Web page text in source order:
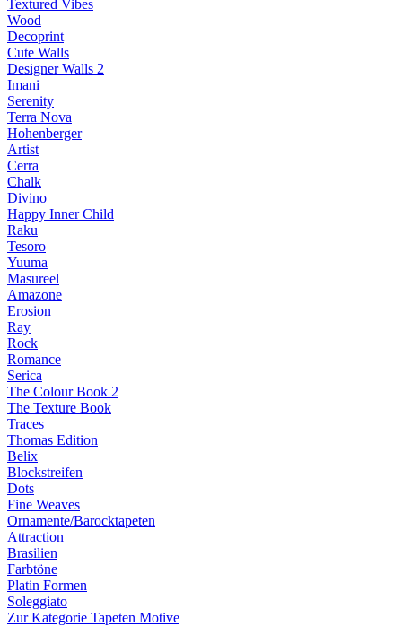
Textured Vibes
Wood
Decoprint
Cute Walls
Designer Walls 2
Imani
Serenity
Terra Nova
Hohenberger
Artist
Cerra
Chalk
Divino
Happy Inner Child
Raku
Tesoro
Yuuma
Masureel
Amazone
Erosion
Ray
Rock
Romance
Serica
The Colour Book 2
The Texture Book
Traces
Thomas Edition
Belix
Blockstreifen
Dots
Fine Weaves
Ornamente/Barocktapeten
Attraction
Brasilien
Farbtöne
Platin Formen
Soleggiato
Zur Kategorie Tapeten Motive